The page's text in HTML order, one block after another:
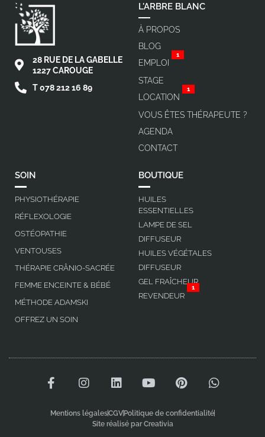
28 RUE DE LA GABELLE
1227 CAROUGE
T 078 212 16 89
L'ARBRE BLANC
À PROPOS
BLOG
EMPLOI
1
STAGE
LOCATION
1
VOUS ÊTES THÉRAPEUTE ?
AGENDA
CONTACT
SOIN
PHYSIOTHÉRAPIE
RÉFLEXOLOGIE
OSTÉOPATHIE
VENTOUSES
THÉRAPIE CRÂNIO-SACRÉE
FEMME ENCEINTE & BÉBÉ
MÉTHODE ADAMSKI
OFFREZ UN SOIN
BOUTIQUE
HUILES
ESSENTIELLES
LAMPE DE SEL
DIFFUSEUR
HUILES VÉGÉTALES
DIFFUSEUR
GEL FRAÎCHEUR
REVENDEUR
1
Mentions légalesCGVPolitique de confidentialité
Site réalisé par Creativia